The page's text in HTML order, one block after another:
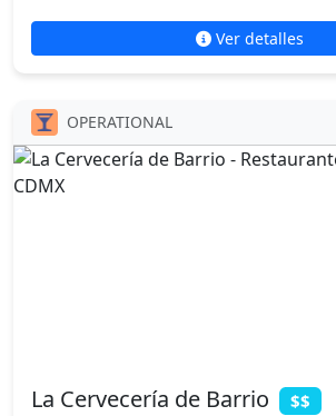
Ver detalles
OPERATIONAL
La Cervecería de Barrio $$